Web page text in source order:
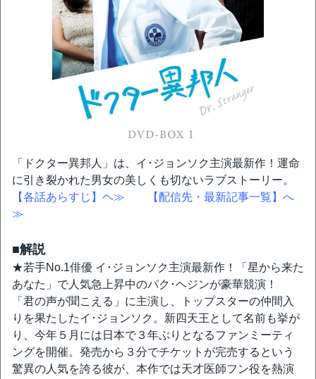
「ドクター異邦人」は、イ･ジョンソク主演最新作！運命
に引き裂かれた男女の美しくも切ないラブストーリー。
【各話あらすじ】ヘ≫
【配信先・最新記事一覧】へ
≫
■解説
★若手No.1俳優 イ･ジョンソク主演最新作！「星から来た
あなた」で人気急上昇中のパク･ヘジンが豪華競演！
「君の声が聞こえる」に主演し、トップスターの仲間入
りを果たしたイ･ジョンソク。新四天王として名前も挙が
り、今年５月には日本で３年ぶりとなるファンミーティ
ングを開催。発売から３分でチケットが完売するという
驚異の人気を誇る彼が、本作では天才医師フン役を熱演